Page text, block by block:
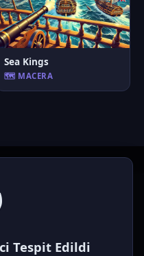
Sea Kings
🗺️ MACERA
Tespit Edildi
bulmaca, spor ve